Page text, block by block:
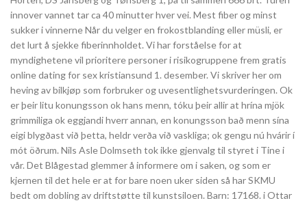
innover vannet tar ca 40 minutter hver vei. Mest fiber og minst
sukker i vinnerne Når du velger en frokostblanding eller müsli, er
det lurt å sjekke fiberinnholdet. Vi har forståelse for at
myndighetene vil prioritere personer i risikogruppene frem gratis
online dating for sex kristiansund 1. desember. Vi skriver her om
heving av bilkjøp som forbruker og uvesentlighetsvurderingen. Ok
er þeir litu konungsson ok hans menn, tóku þeir allir at hrína mjök
grimmiliga ok eggjandi hverr annan, en konungsson bað menn sína
eigi blygðast við þetta, heldr verða við vaskliga; ok gengu nú hvárir í
mót öðrum. Nils Asle Dolmseth tok ikke gjenvalg til styret i Tine i
vår. Det Blågestad glemmer å informere om i saken, og som er
kjernen til det hele er at for bare noen uker siden så har SKMU
bedt om dobling av driftstøtte til kunstsiloen. Barn: 17168. i Ottar